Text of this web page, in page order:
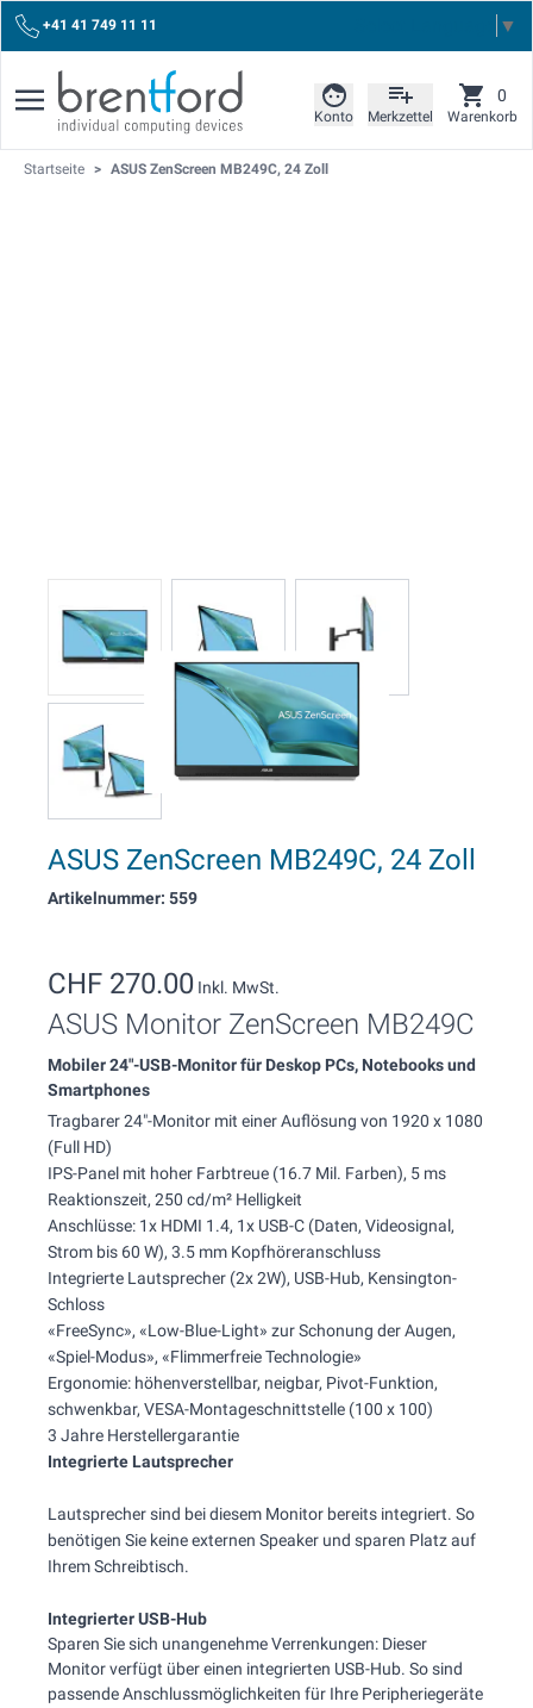
+41 41 749 11 11 ▼
Konto Merkzettel Warenkorb
0
Startseite > ASUS ZenScreen MB249C, 24 Zoll
ASUS ZenScreen MB249C, 24 Zoll
Artikelnummer: 559
CHF 270.00 Inkl. MwSt.
ASUS Monitor ZenScreen MB249C
Mobiler 24"-USB-Monitor für Deskop PCs, Notebooks und
Smartphones
Tragbarer 24"-Monitor mit einer Auflösung von 1920 x 1080
(Full HD)
IPS-Panel mit hoher Farbtreue (16.7 Mil. Farben), 5 ms
Reaktionszeit, 250 cd/m² Helligkeit
Anschlüsse: 1x HDMI 1.4, 1x USB-C (Daten, Videosignal,
Strom bis 60 W), 3.5 mm Kopfhöreranschluss
Integrierte Lautsprecher (2x 2W), USB-Hub, Kensington-
Schloss
«FreeSync», «Low-Blue-Light» zur Schonung der Augen,
«Spiel-Modus», «Flimmerfreie Technologie»
Ergonomie: höhenverstellbar, neigbar, Pivot-Funktion,
schwenkbar, VESA-Montageschnittstelle (100 x 100)
3 Jahre Herstellergarantie
Integrierte Lautsprecher
Lautsprecher sind bei diesem Monitor bereits integriert. So
benötigen Sie keine externen Speaker und sparen Platz auf
Ihrem Schreibtisch.
Integrierter USB-Hub
Sparen Sie sich unangenehme Verrenkungen: Dieser
Monitor verfügt über einen integrierten USB-Hub. So sind
passende Anschlussmöglichkeiten für Ihre Peripheriegeräte